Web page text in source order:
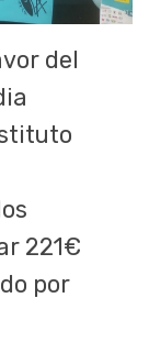
del
221€
por